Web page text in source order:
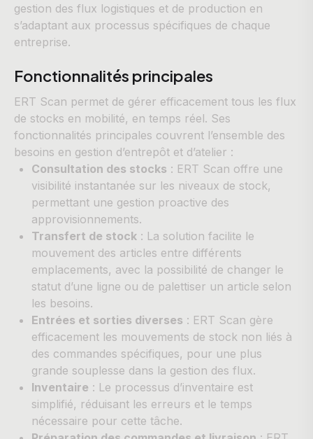
gestion des flux logistiques et de production en
s’adaptant aux processus spécifiques de chaque
entreprise.
Fonctionnalités principales
ERT Scan permet de gérer efficacement tous les flux
de stocks en mobilité, en temps réel. Ses
fonctionnalités principales couvrent l’ensemble des
besoins en gestion d’entrepôt et d’atelier :
Consultation des stocks : ERT Scan offre une
visibilité instantanée sur les niveaux de stock,
permettant une gestion proactive des
approvisionnements.
Transfert de stock : La solution facilite le
mouvement des articles entre différents
emplacements, avec la possibilité de changer le
statut d’une ligne ou de palettiser un article selon
les besoins.
Entrées et sorties diverses : ERT Scan gère
efficacement les mouvements de stock non liés à
des commandes spécifiques, pour une plus
grande souplesse dans la gestion des flux.
Inventaire : Le processus d’inventaire est
simplifié, réduisant les erreurs et le temps
nécessaire pour cette tâche.